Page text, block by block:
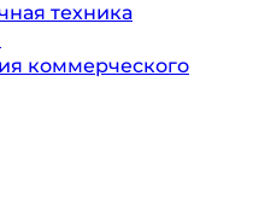
техника
коммерческого